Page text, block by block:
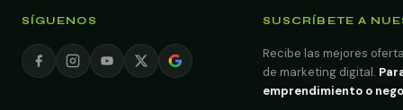
SÍGUENOS SUSCRÍBETE A
Recibe las mejores
de marketing digital.
emprendimiento o